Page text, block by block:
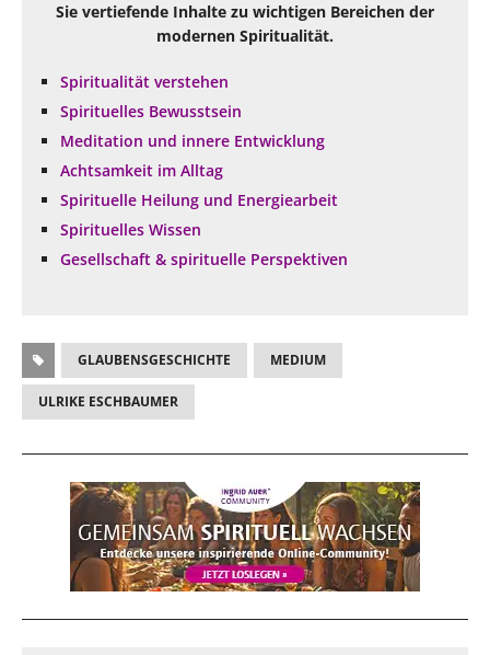
Sie vertiefende Inhalte zu wichtigen Bereichen der
modernen Spiritualität.
Spiritualität verstehen
Spirituelles Bewusstsein
Meditation und innere Entwicklung
Achtsamkeit im Alltag
Spirituelle Heilung und Energiearbeit
Spirituelles Wissen
Gesellschaft & spirituelle Perspektiven
GLAUBENSGESCHICHTE MEDIUM
ULRIKE ESCHBAUMER